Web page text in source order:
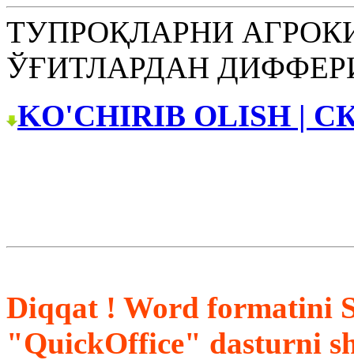
ТУПРОҚЛАРНИ
ЎҒИТЛАРДАН
KO'CHIRIB OLISH |
Diqqat ! Word formatini
"QuickOffice" dasturni